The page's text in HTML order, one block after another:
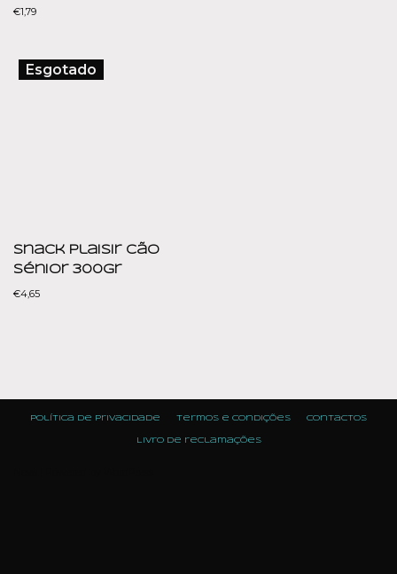
€1,79
Esgotado
Snack Plaisir Cão
Sénior 300gr
€4,65
Política de Privacidade Termos e condições Contactos
Livro de reclamações